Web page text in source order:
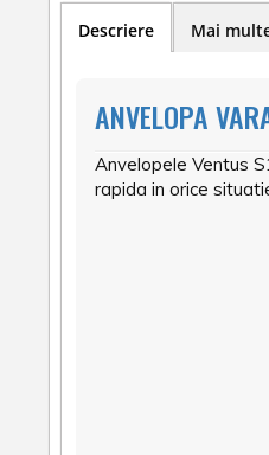
Descriere Mai
ANVELOPA
Anvelopele Ventus
rapida in orice